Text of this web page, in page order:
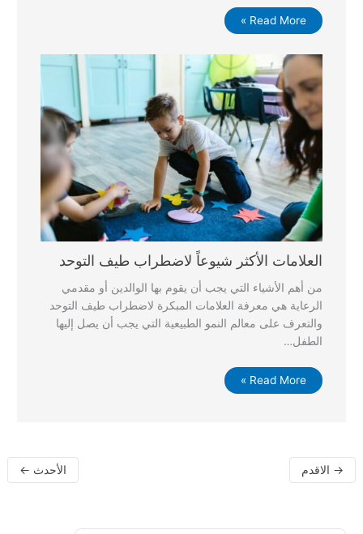
Read More »
العلامات الأكثر شيوعاً لاضطراب طيف التوحد
من أهم الأشياء التي يجب أن يقوم بها الوالدين أو مقدمي
الرعاية هي معرفة العلامات المبكرة لاضطراب طيف التوحد
والتعرف على معالم النمو الطبيعية التي يجب أن يصل إليها
الطفل…
Read More »
→ الاقدم الأحدث ←